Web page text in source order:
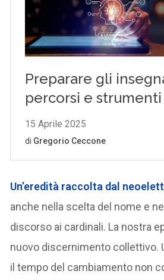
Un’eredità raccolta dal
anche nella scelta del nome e
discorso ai cardinali. La nostra
nuovo discernimento collettivo.
il tempo del cambiamento non